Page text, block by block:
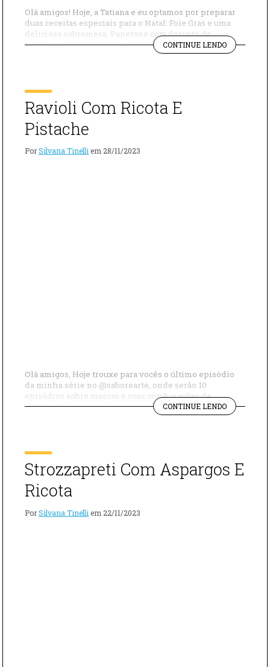
Olá amigos! Hoje, a Tatiana e eu optamos por preparar
duas receitas especiais para o Natal: Foie Gras e uma
deliciosa sobremesa, Panetone com Sorvete de
Zabaione. Receita de Foie Gras: Ingredientes: – Foie
gras – Vinho do Porto – Sal grosso – Pimenta Modo de
CONTINUE LENDO"RECEITAS
PARA
Ravioli Com Ricota E
Pistache
PorSilvana Tinelli em 28/11/2023
Olá amigos, Hoje trouxe para vocês o último episódio
da minha série no @saborearte, onde serão 10
episódios sobre massas e suas combinações de
molhos. Nesse episódio um ravioli com ricota e
pistache, maravilhoso. Ingredientes 500g de Farinha
CONTINUE LENDO"RAVIOLI
COM
Strozzapreti Com Aspargos E
Ricota
PorSilvana Tinelli em 22/11/2023